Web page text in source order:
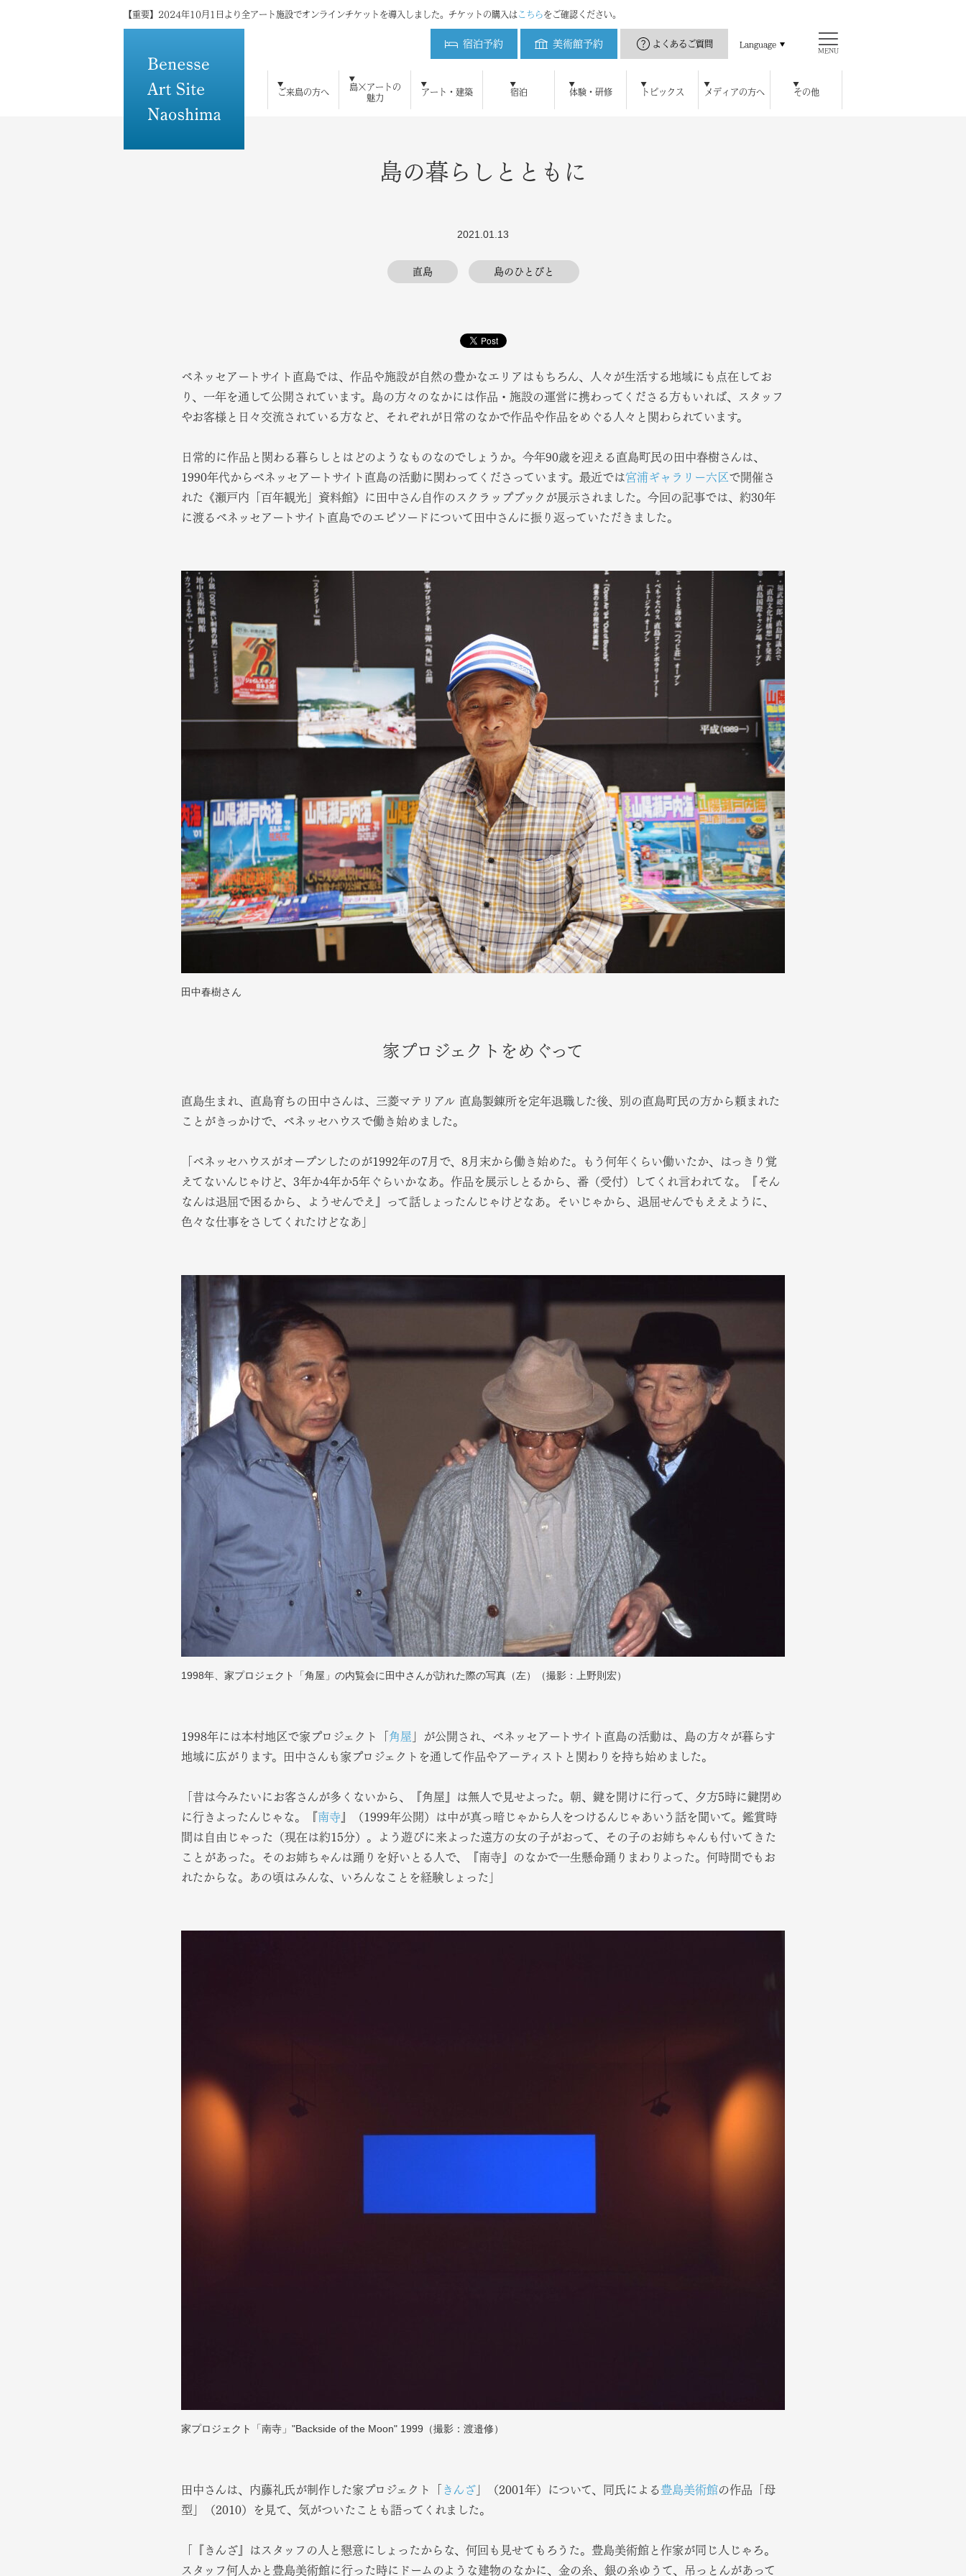
【重要】2024年10月1日より全アート施設でオンラインチケットを導入しました。チケットの購入は こちらをご確認ください。
宿泊予約 美術館予約 よくあるご質問 Language
MENU
ご来島の方へ
ご来島の方へ 初めてご来島の方へ
島×アートの
魅力
島×アートの魅力 ベネッセアートサイト直島とは
アート・建築
アート・建築 アート・建築をみる
宿泊
宿泊
ベネッセハウス
体験・研修
体験・研修 研修・教育プログラム 直島コメづくりプロジェクト
トピックス
トピックス ブログ 直島新美術館特設サイト ベネッセハウス オンラインショップ
メディアの方へ
メディアの方へ メディアの方へ プレスリリース プレスキット
その他
その他 よくある質問 お問い合わせ 採用情報
島の暮らしとともに
2021.01.13
直島 島のひとびと
ベネッセアートサイト直島では、作品や施設が自然の豊かなエリアはもちろん、人々が生活する地域にも点在してお
り、一年を通して公開されています。島の方々のなかには作品・施設の運営に携わってくださる方もいれば、スタッフ
やお客様と日々交流されている方など、それぞれが日常のなかで作品や作品をめぐる人々と関わられています。
日常的に作品と関わる暮らしとはどのようなものなのでしょうか。今年90歳を迎える直島町民の田中春樹さんは、
1990年代からベネッセアートサイト直島の活動に関わってくださっています。最近では宮浦ギャラリー六区 で開催さ
れた《瀬戸内「百年観光」資料館》に田中さん自作のスクラップブックが展示されました。今回の記事では、約30年
に渡るベネッセアートサイト直島でのエピソードについて田中さんに振り返っていただきました。
田中春樹さん
家プロジェクトをめぐって
直島生まれ、直島育ちの田中さんは、三菱マテリアル 直島製錬所を定年退職した後、別の直島町民の方から頼まれた
ことがきっかけで、ベネッセハウスで働き始めました。
「ベネッセハウスがオープンしたのが1992年の7月で、8月末から働き始めた。もう何年くらい働いたか、はっきり覚
えてないんじゃけど、3年か4年か5年ぐらいかなあ。作品を展示しとるから、番（受付）してくれ言われてな。『そん
なんは退屈で困るから、ようせんでえ』って話しょったんじゃけどなあ。そいじゃから、退屈せんでもええように、
色々な仕事をさしてくれたけどなあ」
1998年、家プロジェクト「角屋」の内覧会に田中さんが訪れた際の写真（左）（撮影：上野則宏）
1998年には本村地区で家プロジェクト「 角屋 」が公開され、ベネッセアートサイト直島の活動は、島の方々が暮らす
地域に広がります。田中さんも家プロジェクトを通して作品やアーティストと関わりを持ち始めました。
「昔は今みたいにお客さんが多くないから、『角屋』は無人で見せよった。朝、鍵を開けに行って、夕方5時に鍵閉め
に行きよったんじゃな。『 南寺 』（1999年公開）は中が真っ暗じゃから人をつけるんじゃあいう話を聞いて。鑑賞時
間は自由じゃった（現在は約15分）。よう遊びに来よった遠方の女の子がおって、その子のお姉ちゃんも付いてきた
ことがあった。そのお姉ちゃんは踊りを好いとる人で、『南寺』のなかで一生懸命踊りまわりよった。何時間でもお
れたからな。あの頃はみんな、いろんなことを経験しょった」
家プロジェクト「南寺」"Backside of the Moon" 1999（撮影：渡邉修）
田中さんは、内藤礼氏が制作した家プロジェクト「 きんざ 」（2001年）について、同氏による豊島美術館の作品「母
型」（2010）を見て、気がついたことも語ってくれました。
「『きんざ』はスタッフの人と懇意にしょったからな、何回も見せてもろうた。豊島美術館と作家が同じ人じゃろ。
スタッフ何人かと豊島美術館に行った時にドームのような建物のなかに、金の糸、銀の糸ゆうて、吊っとんがあって